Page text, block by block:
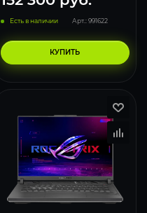
GrayЕсть в наличии Арт.: 991622
КУПИТЬ